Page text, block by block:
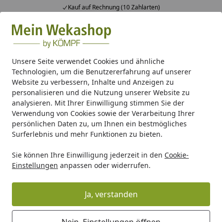
Unsere Seite verwendet Cookies und ähnliche
Technologien, um die Benutzererfahrung auf unserer
Website zu verbessern, Inhalte und Anzeigen zu
personalisieren und die Nutzung unserer Website zu
analysieren. Mit Ihrer Einwilligung stimmen Sie der
Verwendung von Cookies sowie der Verarbeitung Ihrer
persönlichen Daten zu, um Ihnen ein bestmögliches
Surferlebnis und mehr Funktionen zu bieten.
Sie können Ihre Einwilligung jederzeit in den Cookie-
Einstellungen anpassen oder widerrufen.
Ja, verstanden
Kauf auf Rechnung (10 Zahlarten)
Alle Produkte
Mein Konto
Suchen
Startseite
Gartenhaus Holz Gartenhaus Zubehör Dachrinnen
Kunststoff Dachrinnenset 324Bx für
Gartenhäuser und Carports